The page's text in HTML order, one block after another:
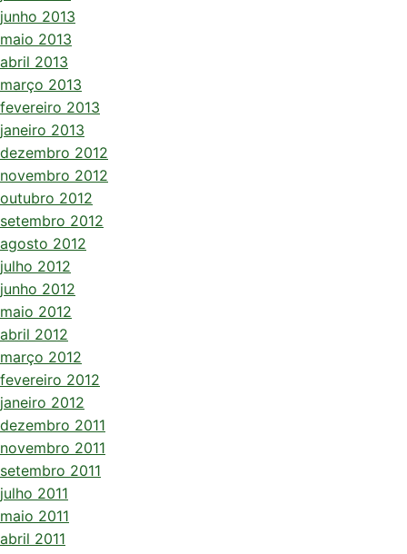
junho 2013
maio 2013
abril 2013
março 2013
fevereiro 2013
janeiro 2013
dezembro 2012
novembro 2012
outubro 2012
setembro 2012
agosto 2012
julho 2012
junho 2012
maio 2012
abril 2012
março 2012
fevereiro 2012
janeiro 2012
dezembro 2011
novembro 2011
setembro 2011
julho 2011
maio 2011
abril 2011